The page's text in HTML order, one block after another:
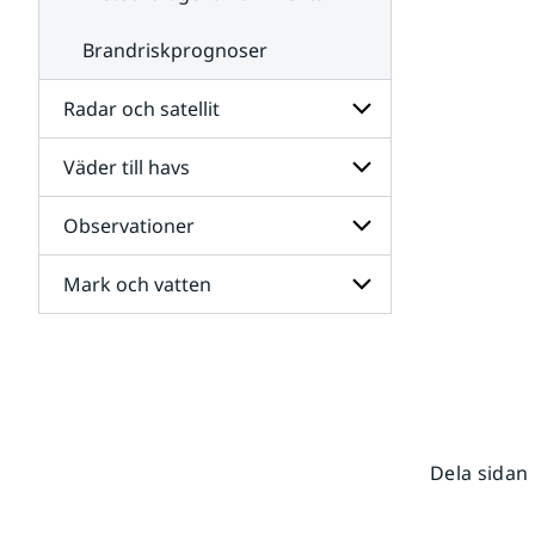
Brandriskprognoser
Radar och satellit
Undersidor
för
Radar
och
satellit
Väder till havs
Undersidor
för
Väder
till
havs
Observationer
Undersidor
för
Mark och vatten
Dela sidan